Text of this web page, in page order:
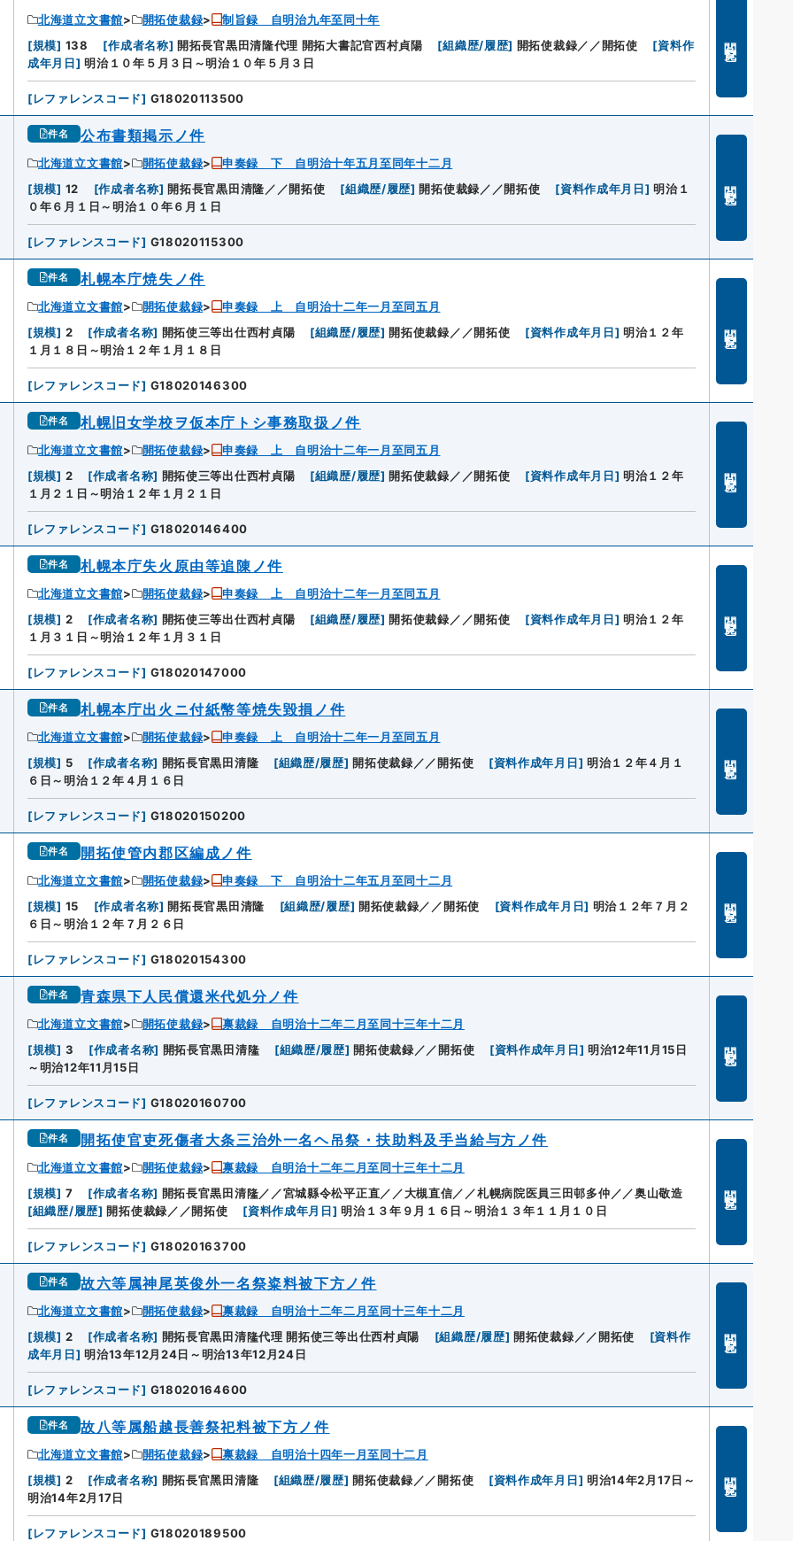
北海道立文書館 開拓使裁録
制旨録 自明治九年至同十年
[規模] 138 [作成者名称] 開拓長官黒田清隆代理 開拓大書記官西村貞陽 [組織歴/履歴] 開拓使裁録／／開拓使 [資料作
成年月日] 明治１０年５月３日～明治１０年５月３日
[レファレンスコード] G18020113500
件名 公布書類掲示ノ件
北海道立文書館 開拓使裁録
申奏録 下 自明治十年五月至同年十二月
[規模] 12 [作成者名称] 開拓長官黒田清隆／／開拓使 [組織歴/履歴] 開拓使裁録／／開拓使 [資料作成年月日] 明治１
０年６月１日～明治１０年６月１日
[レファレンスコード] G18020115300
件名 札幌本庁焼失ノ件
北海道立文書館 開拓使裁録
申奏録 上 自明治十二年一月至同五月
[規模] 2 [作成者名称] 開拓使三等出仕西村貞陽 [組織歴/履歴] 開拓使裁録／／開拓使 [資料作成年月日] 明治１２年
１月１８日～明治１２年１月１８日
[レファレンスコード] G18020146300
件名 札幌旧女学校ヲ仮本庁トシ事務取扱ノ件
北海道立文書館 開拓使裁録
申奏録 上 自明治十二年一月至同五月
[規模] 2 [作成者名称] 開拓使三等出仕西村貞陽 [組織歴/履歴] 開拓使裁録／／開拓使 [資料作成年月日] 明治１２年
１月２１日～明治１２年１月２１日
[レファレンスコード] G18020146400
件名 札幌本庁失火原由等追陳ノ件
北海道立文書館 開拓使裁録
申奏録 上 自明治十二年一月至同五月
[規模] 2 [作成者名称] 開拓使三等出仕西村貞陽 [組織歴/履歴] 開拓使裁録／／開拓使 [資料作成年月日] 明治１２年
１月３１日～明治１２年１月３１日
[レファレンスコード] G18020147000
件名 札幌本庁出火ニ付紙幣等焼失毀損ノ件
北海道立文書館 開拓使裁録
申奏録 上 自明治十二年一月至同五月
[規模] 5 [作成者名称] 開拓長官黒田清隆 [組織歴/履歴] 開拓使裁録／／開拓使 [資料作成年月日] 明治１２年４月１
６日～明治１２年４月１６日
[レファレンスコード] G18020150200
件名 開拓使管内郡区編成ノ件
北海道立文書館 開拓使裁録
申奏録 下 自明治十二年五月至同十二月
[規模] 15 [作成者名称] 開拓長官黒田清隆 [組織歴/履歴] 開拓使裁録／／開拓使 [資料作成年月日] 明治１２年７月２
６日～明治１２年７月２６日
[レファレンスコード] G18020154300
件名 青森県下人民償還米代処分ノ件
北海道立文書館 開拓使裁録
禀裁録 自明治十二年二月至同十三年十二月
[規模] 3 [作成者名称] 開拓長官黒田清隆 [組織歴/履歴] 開拓使裁録／／開拓使 [資料作成年月日] 明治12年11月15日
～明治12年11月15日
[レファレンスコード] G18020160700
件名 開拓使官吏死傷者大条三治外一名ヘ吊祭・扶助料及手当給与方ノ件
北海道立文書館 開拓使裁録
禀裁録 自明治十二年二月至同十三年十二月
[規模] 7 [作成者名称] 開拓長官黒田清隆／／宮城縣令松平正直／／大槻直信／／札幌病院医員三田邨多仲／／奥山敬造
[組織歴/履歴] 開拓使裁録／／開拓使 [資料作成年月日] 明治１３年９月１６日～明治１３年１１月１０日
[レファレンスコード] G18020163700
件名 故六等属神尾英俊外一名祭粢料被下方ノ件
北海道立文書館 開拓使裁録
禀裁録 自明治十二年二月至同十三年十二月
[規模] 2 [作成者名称] 開拓長官黒田清隆代理 開拓使三等出仕西村貞陽 [組織歴/履歴] 開拓使裁録／／開拓使 [資料作
成年月日] 明治13年12月24日～明治13年12月24日
[レファレンスコード] G18020164600
件名 故八等属船越長善祭祀料被下方ノ件
北海道立文書館 開拓使裁録
禀裁録 自明治十四年一月至同十二月
[規模] 2 [作成者名称] 開拓長官黑田清隆 [組織歴/履歴] 開拓使裁録／／開拓使 [資料作成年月日] 明治14年2月17日～
明治14年2月17日
[レファレンスコード] G18020189500